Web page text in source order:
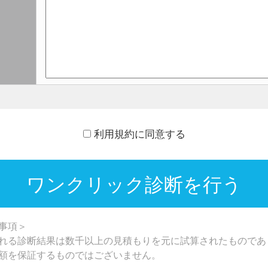
利用規約に同意する
ワンクリック診断を行う
項＞
る診断結果は数千以上の見積もりを元に試算されたもので
を保証するものではございません。